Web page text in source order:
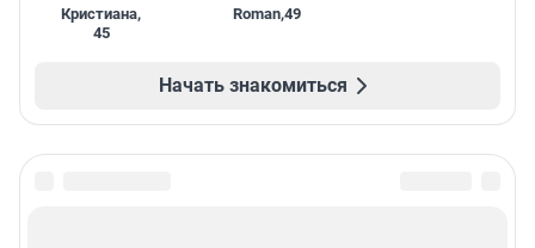
Кристиана,
45
Roman,49
Начать знакомиться